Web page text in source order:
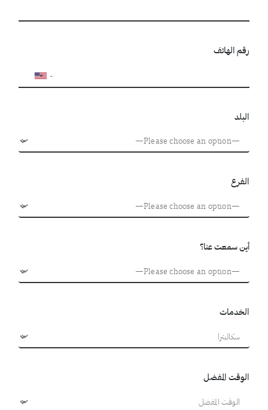
رقم الهاتف
البلد
الفرع
أين سمعت عنا؟
الخدمات
الوقت المفضل